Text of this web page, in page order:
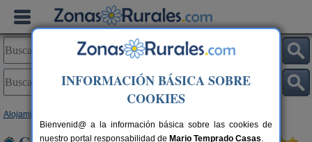
Alojamientos
INFORMACIÓN BÁSICA SOBRE
COOKIES
Bienvenid@ a la información básica sobre las cookies de
nuestro portal responsabilidad de Mario Temprado Casas.